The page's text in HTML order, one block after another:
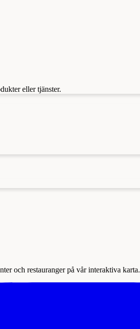
eller tjänster.
och restauranger på vår interaktiva karta.